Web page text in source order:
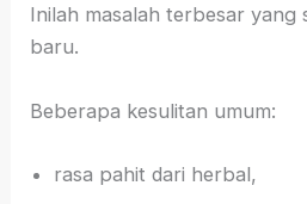
Inilah masalah terbesar yang
baru.
Beberapa kesulitan umum:
rasa pahit dari herbal,